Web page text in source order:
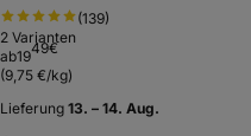
(139)
2 Varianten
ab1949€
(9,75 €/kg)
Lieferung 13. – 14. Aug.